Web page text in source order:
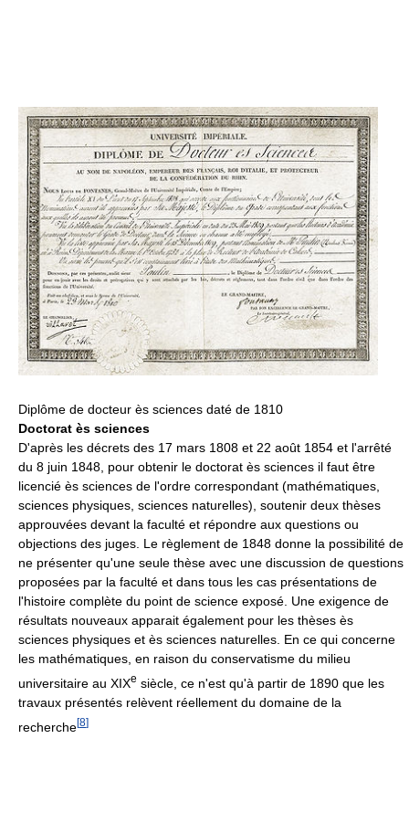
Diplôme de docteur ès sciences daté de 1810
Doctorat ès sciences
D'après les décrets des 17 mars 1808 et 22 août 1854 et l'arrêté
du 8 juin 1848, pour obtenir le doctorat ès sciences il faut être
licencié ès sciences de l'ordre correspondant (mathématiques,
sciences physiques, sciences naturelles), soutenir deux thèses
approuvées devant la faculté et répondre aux questions ou
objections des juges. Le règlement de 1848 donne la possibilité de
ne présenter qu'une seule thèse avec une discussion de questions
proposées par la faculté et dans tous les cas présentations de
l'histoire complète du point de science exposé. Une exigence de
résultats nouveaux apparait également pour les thèses ès
sciences physiques et ès sciences naturelles. En ce qui concerne
les mathématiques, en raison du conservatisme du milieu
universitaire au XIXe siècle, ce n'est qu'à partir de 1890 que les
travaux présentés relèvent réellement du domaine de la
recherche[8]